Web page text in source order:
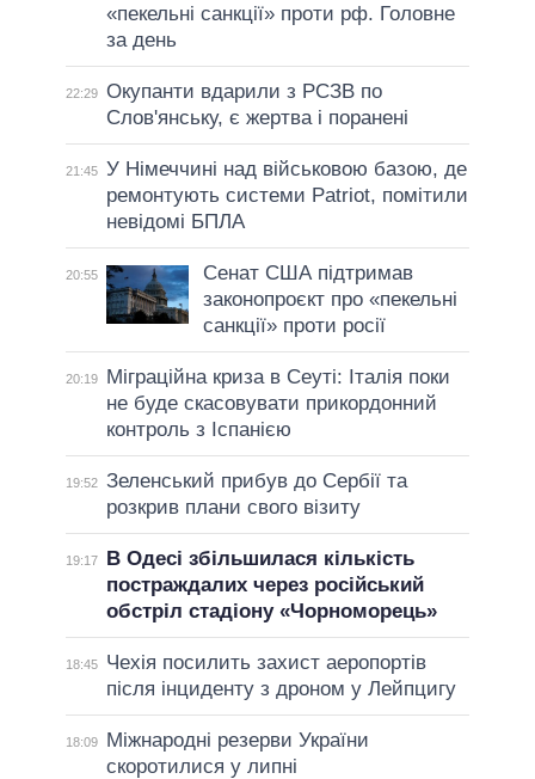
«пекельні санкції» проти рф. Головне
за день
22:29 Окупанти вдарили з РСЗВ по
Слов'янську, є жертва і поранені
21:45 У Німеччині над військовою базою, де
ремонтують системи Patriot, помітили
невідомі БПЛА
20:55
Сенат США підтримав
законопроєкт про «пекельні
санкції» проти росії
20:19
Міграційна криза в Сеуті: Італія поки
не буде скасовувати прикордонний
контроль з Іспанією
19:52 Зеленський прибув до Сербії та
розкрив плани свого візиту
19:17
В Одесі збільшилася кількість
постраждалих через російський
обстріл стадіону «Чорноморець»
18:45
Чехія посилить захист аеропортів
після інциденту з дроном у Лейпцигу
18:09
Міжнародні резерви України
скоротилися у липні